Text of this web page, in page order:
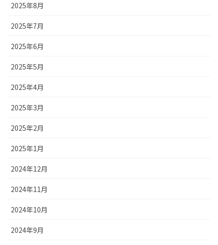
2025年8月
2025年7月
2025年6月
2025年5月
2025年4月
2025年3月
2025年2月
2025年1月
2024年12月
2024年11月
2024年10月
2024年9月